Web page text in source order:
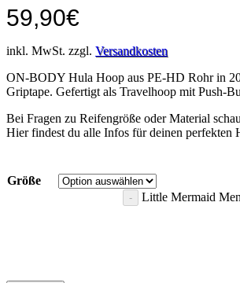
59,90€
inkl. MwSt. zzgl. Versandkosten
ON-BODY Hula Hoop aus PE-HD Rohr in
Griptape. Gefertigt als Travelhoop mit Push-
Bei Fragen zu Reifengröße oder Material
Hier findest du alle Infos für deinen perfekten
Größe
Little Mermaid